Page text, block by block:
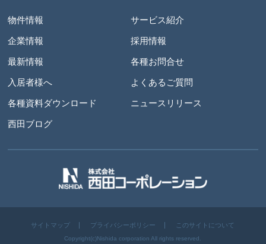
物件情報 サービス紹介
企業情報 採用情報
最新情報 各種お問合せ
入居者様へ よくあるご質問
各種資料ダウンロード ニュースリリース
西田ブログ
サイトマップ プライバシーポリシー このサイトについて
Copyright(c)Nishida corporation All rights reserved.